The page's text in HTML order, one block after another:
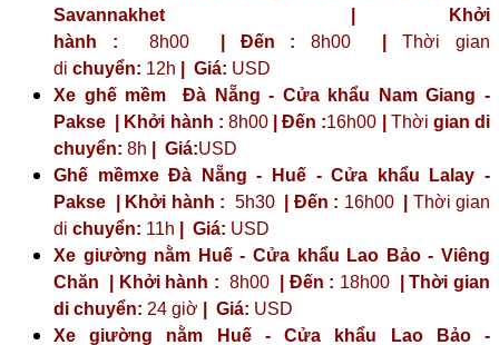
Savannakhet | Khởi
hành : 8h00| Đến : 8h00 |Thời gian
di chuyển: 12h Giá: USD
Xe ghế mềm Đà Nẵng - Cửa khẩu Nam Giang -
Pakse | Khởi hành : 8h00| Đến :16h00 Thời gian di
chuyển: 8h Giá:USD
Ghế mềmxe Đà Nẵng - Huế - Cửa khẩu Lalay -
Pakse | Khởi hành : 5h30| Đến : 16h00| Thời gian
di chuyển: 11h Giá: USD
Xe giường nằm Huế - Cửa khẩu Lao Bảo - Viêng
Chăn | Khởi hành : 8h00| Đến : 18h00| Thời gian
di chuyển: 24 giờ | Giá: USD
Xe giường nằm Huế - Cửa khẩu Lao Bảo -